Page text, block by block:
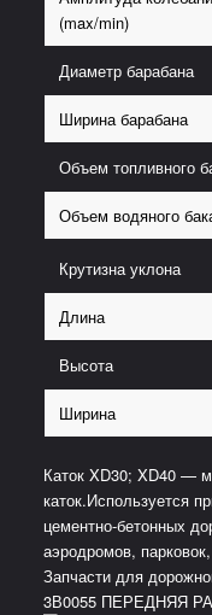
(max/min)
Диаметр барабана
Ширина барабана
Объем топливного
Объем водяного
Крутизна уклона
Длина
Высота
Ширина
Каток XD30; XD40 —
каток.Используется
цементно-бетонных
аэродромов,
Запчасти для
3В0055 ПЕРЕДНЯЯ